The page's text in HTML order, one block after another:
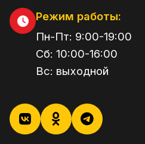
Режим работы:
Пн-Пт: 9:00-19:00
Сб: 10:00-16:00
Вс: выходной